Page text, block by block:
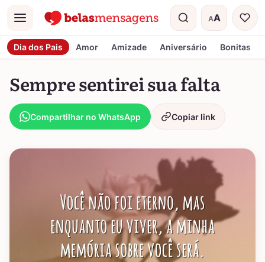
Menu AA
Tamanho do
Dia dos Pais Amor Amizade Aniversário Bonitas
Sempre sentirei sua falta
Compartilhar no WhatsApp Copiar link